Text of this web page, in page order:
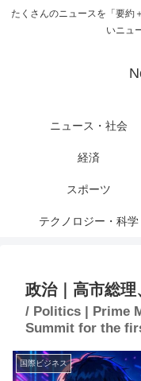
たくさんのニュースを「要約
いニュ
ニュース・社会
経済
スポーツ
テクノロジー・科学
政治｜高市総
/ Politics | Prime
Summit for the
国際ビジネス